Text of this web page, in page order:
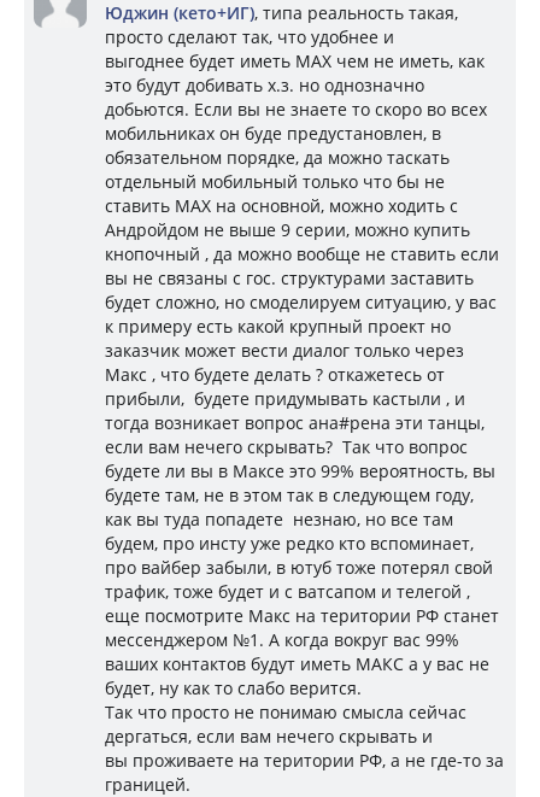
Юджин (кето+ИГ), типа реальность такая,
просто сделают так, что удобнее и
выгоднее будет иметь MAX чем не иметь, как
это будут добивать х.з. но однозначно
добьются. Если вы не знаете то скоро во всех
мобильниках он буде предустановлен, в
обязательном порядке, да можно таскать
отдельный мобильный только что бы не
ставить МАХ на основной, можно ходить с
Андройдом не выше 9 серии, можно купить
кнопочный , да можно вообще не ставить если
вы не связаны с гос. структурами заставить
будет сложно, но смоделируем ситуацию, у вас
к примеру есть какой крупный проект но
заказчик может вести диалог только через
Макс , что будете делать ? откажетесь от
прибыли, будете придумывать кастыли , и
тогда возникает вопрос ана#рена эти танцы,
если вам нечего скрывать? Так что вопрос
будете ли вы в Максе это 99% вероятность, вы
будете там, не в этом так в следующем году,
как вы туда попадете незнаю, но все там
будем, про инсту уже редко кто вспоминает,
про вайбер забыли, в ютуб тоже потерял свой
трафик, тоже будет и с ватсапом и телегой ,
еще посмотрите Макс на територии РФ станет
мессенджером №1. А когда вокруг вас 99%
ваших контактов будут иметь МАКС а у вас не
будет, ну как то слабо верится.
Так что просто не понимаю смысла сейчас
дергаться, если вам нечего скрывать и
вы проживаете на територии РФ, а не где-то за
границей.